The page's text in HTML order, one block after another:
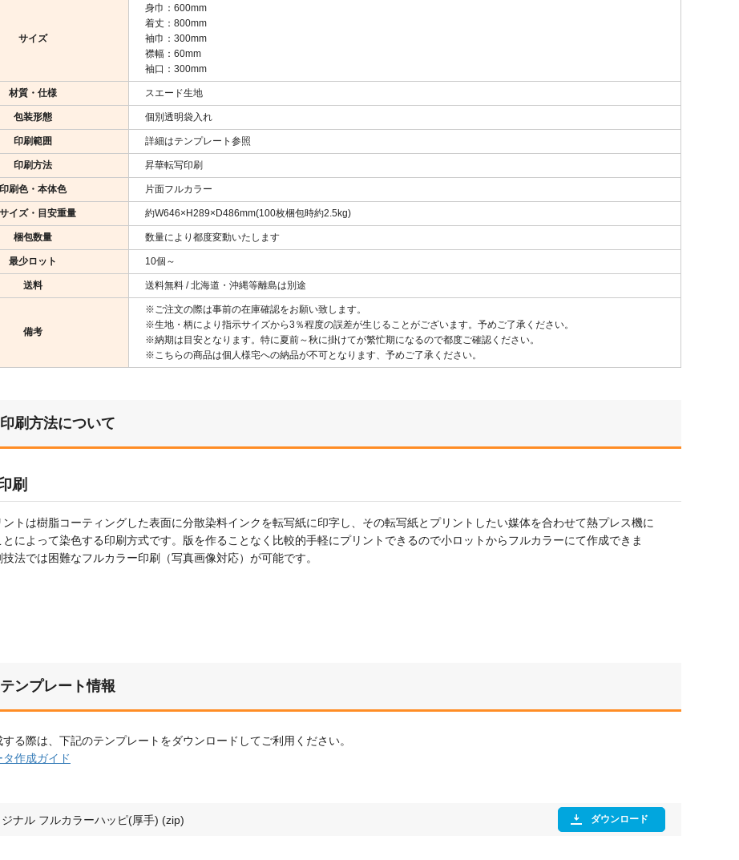
サイズ
身巾：600mm
着丈：800mm
袖巾：300mm
襟幅：60mm
袖口：300mm
材質・仕様 スエード生地
包装形態 個別透明袋入れ
印刷範囲 詳細はテンプレート参照
印刷方法 昇華転写印刷
印刷色・本体色 片面フルカラー
イズ・目安重量 約W646×H289×D486mm(100枚梱包時約2.5kg)
梱包数量 数量により都度変動いたします
最少ロット 10個～
送料 送料無料 / 北海道・沖縄等離島は別途
備考
※ご注文の際は事前の在庫確認をお願い致します。
※生地・柄により指示サイズから3％程度の誤差が生じることがございます。予めご了承ください。
※納期は目安となります。特に夏前～秋に掛けてが繁忙期になるので都度ご確認ください。
※こちらの商品は個人様宅への納品が不可となります、予めご了承ください。
印刷方法について
刷
トは樹脂コーティングした表面に分散染料インクを転写紙に印字し、その転写紙とプリントしたい媒体を合わせて熱プレス機に
とによって染色する印刷方式です。版を作ることなく比較的手軽にプリントできるので小ロットからフルカラーにて作成できま
法では困難なフルカラー印刷（写真画像対応）が可能です。
テンプレート情報
る際は、下記のテンプレートをダウンロードしてご利用ください。
タ作成ガイド
ジナル フルカラーハッピ(厚手) (zip) ダウンロード